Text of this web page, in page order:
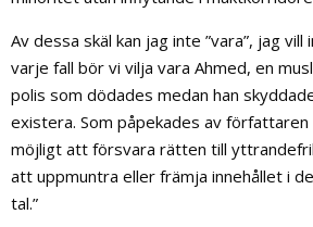
Av dessa skäl kan jag inte ”vara”, jag vill
varje fall bör vi vilja vara Ahmed, en
polis som dödades medan han
existera. Som påpekades av författaren
möjligt att försvara rätten till
att uppmuntra eller främja innehållet i
tal.”